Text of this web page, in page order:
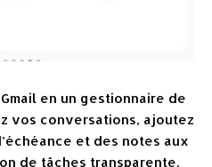
en un gestionnaire de
vos conversations, ajoutez
et des notes aux
de tâches transparente.